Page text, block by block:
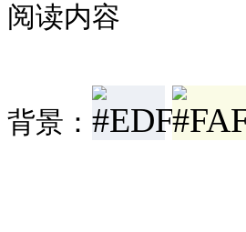
阅读内容
背景：